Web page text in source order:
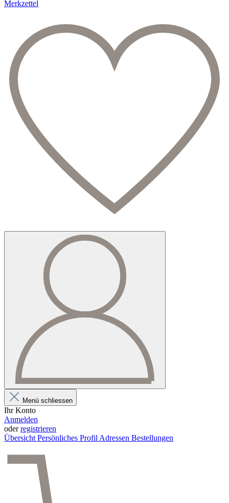
Merkzettel
Menü schliessen
Ihr Konto
Anmelden
oderregistrieren
Übersicht Persönliches Profil Adressen Bestellungen